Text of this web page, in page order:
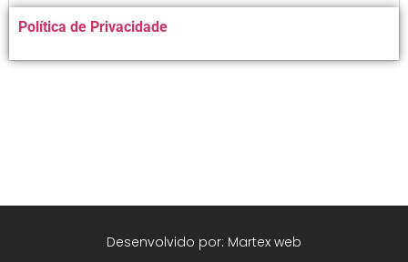
Alternative:
Política de Privacidade
Desenvolvido por: Martex web